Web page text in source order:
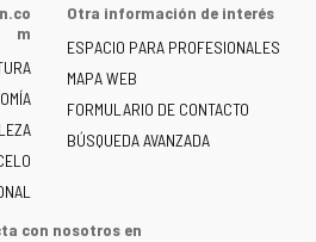
m
Otra información de interés
ESPACIO PARA PROFESIONALES
MAPA WEB
FORMULARIO DE CONTACTO
BÚSQUEDA AVANZADA
con nosotros en